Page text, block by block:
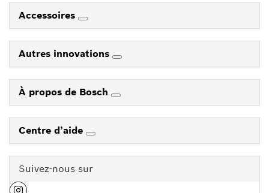
Accessoires
Autres innovations
À propos de Bosch
Centre d’aide
Suivez-nous sur